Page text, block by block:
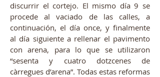
discurrir el cortejo. El mismo día 9 se
procede al vaciado de las calles, a
continuación, el día once, y finalmente
al día siguiente a rellenar el pavimento
con arena, para lo que se utilizaron
“sesenta y cuatro dotzcenes de
càrregues d’arena”. Todas estas reformas